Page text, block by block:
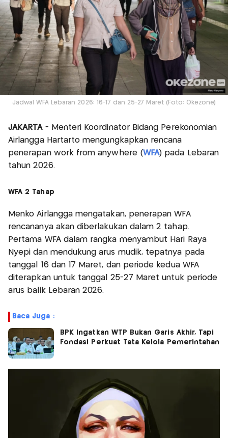
Jadwal WFA Lebaran 2026: 16-17 dan 25-27 Maret (Foto: Okezone)
JAKARTA- Menteri Koordinator Bidang Perekonomian
Airlangga Hartarto mengungkapkan rencana
penerapan work from anywhere (WFA) pada Lebaran
tahun 2026.
WFA 2 Tahap
Menko Airlangga mengatakan, penerapan WFA
rencananya akan diberlakukan dalam 2 tahap.
Pertama WFA dalam rangka menyambut Hari Raya
Nyepi dan mendukung arus mudik, tepatnya pada
tanggal 16 dan 17 Maret, dan periode kedua WFA
diterapkan untuk tanggal 25-27 Maret untuk periode
arus balik Lebaran 2026.
Baca Juga :
BPK Ingatkan WTP Bukan Garis Akhir, Tapi
Fondasi Perkuat Tata Kelola Pemerintahan